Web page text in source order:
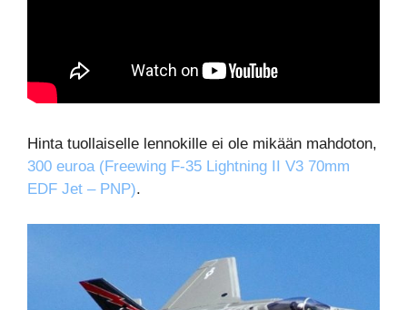
Hinta tuollaiselle lennokille ei ole mikään mahdoton,
300 euroa (Freewing F-35 Lightning II V3 70mm
EDF Jet – PNP).